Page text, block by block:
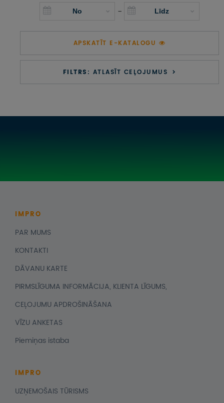
UZŅEMOŠAIS TŪRISMS
IMPRO KONKURSI
PIRMSLĪGUMA INFORMĀCIJA, KLIENTA LĪGUMS,
CEĻOJUMU APDROŠINĀŠANA
-
APSKATĪT E-KATALOGU
FILTRS: ATLASĪT CEĻOJUMUS
IMPRO
PAR MUMS
KONTAKTI
DĀVANU KARTE
PIRMSLĪGUMA INFORMĀCIJA, KLIENTA LĪGUMS,
CEĻOJUMU APDROŠINĀŠANA
VĪZU ANKETAS
Piemiņas istaba
IMPRO
UZŅEMOŠAIS TŪRISMS